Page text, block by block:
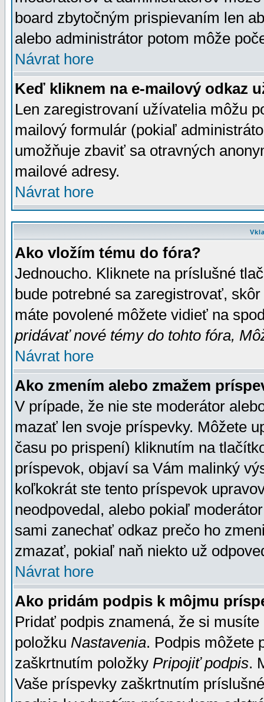
board zbytočným prispievaním len
alebo administrátor potom môže
Návrat hore
Keď kliknem na e-mailový odkaz
Len zaregistrovaní užívatelia môžu
mailový formulár (pokiaľ
umožňuje zbaviť sa otravných
mailové adresy.
Návrat hore
Ako vložím tému do fóra?
Jednoucho. Kliknete na príslušné
bude potrebné sa zaregistrovať,
máte povolené môžete vidieť na
pridávať nové témy do tohto fóra,
Návrat hore
Ako zmením alebo zmažem
V prípade, že nie ste moderátor
mazať len svoje príspevky. Môžete
času po prispení) kliknutím na
príspevok, objaví sa Vám malinký
koľkokrát ste tento príspevok
neodpovedal, alebo pokiaľ
sami zanechať odkaz prečo ho
zmazať, pokiaľ naň niekto už
Návrat hore
Ako pridám podpis k môjmu
Pridať podpis znamená, že si
položku Nastavenia. Podpis môžete
zaškrtnutím položky Pripojiť podpis.
Vaše príspevky zaškrtnutím